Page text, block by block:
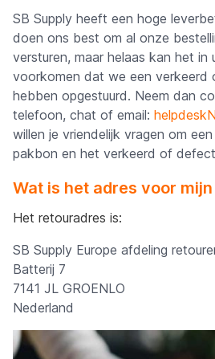
SB Supply heeft een hoge
doen ons best om al onze
versturen, maar helaas kan het in
voorkomen dat we een
hebben opgestuurd. Neem dan
telefoon, chat of email:
willen je vriendelijk vragen om
pakbon en het verkeerd of
Wat is het adres voor
Het retouradres is:
SB Supply Europe afdeling
Batterij 7
7141 JL GROENLO
Nederland